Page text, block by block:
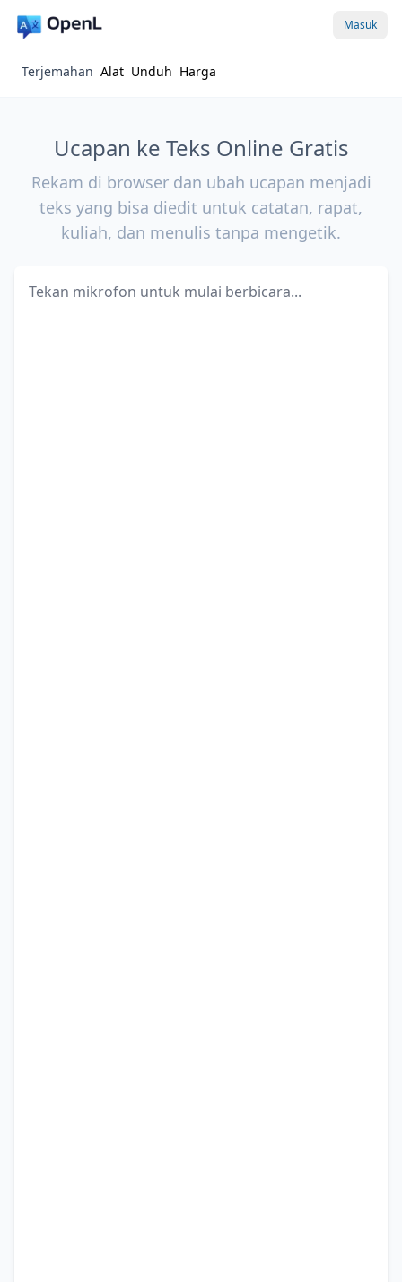
Masuk
Terjemahan Alat Unduh Harga
Ucapan ke Teks Online Gratis
Rekam di browser dan ubah ucapan menjadi
teks yang bisa diedit untuk catatan, rapat,
kuliah, dan menulis tanpa mengetik.